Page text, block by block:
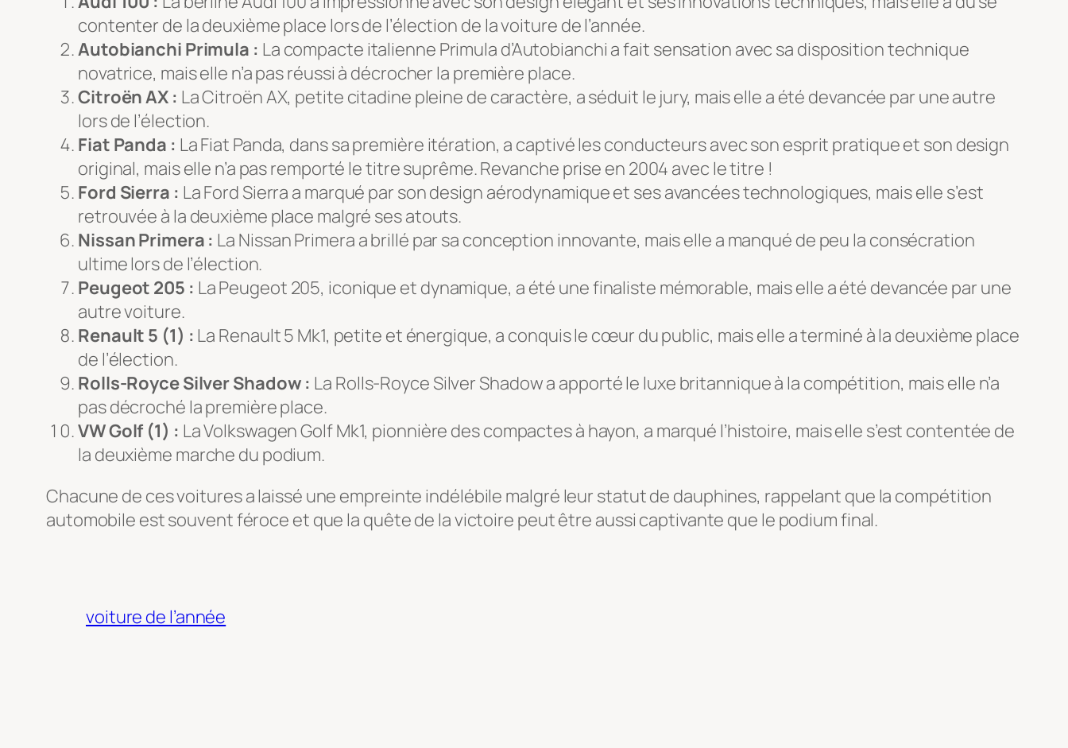
contenter de la deuxième place lors de l’élection de la voiture de l’année.
Autobianchi Primula : La compacte italienne Primula d’Autobianchi a fait sensation avec sa disposition technique
novatrice, mais elle n’a pas réussi à décrocher la première place.
Citroën AX : La Citroën AX, petite citadine pleine de caractère, a séduit le jury, mais elle a été devancée par une autre
lors de l’élection.
Fiat Panda : La Fiat Panda, dans sa première itération, a captivé les conducteurs avec son esprit pratique et son design
original, mais elle n’a pas remporté le titre suprême. Revanche prise en 2004 avec le titre !
Ford Sierra : La Ford Sierra a marqué par son design aérodynamique et ses avancées technologiques, mais elle s’est
retrouvée à la deuxième place malgré ses atouts.
Nissan Primera : La Nissan Primera a brillé par sa conception innovante, mais elle a manqué de peu la consécration
ultime lors de l’élection.
Peugeot 205 : La Peugeot 205, iconique et dynamique, a été une finaliste mémorable, mais elle a été devancée par une
autre voiture.
Renault 5 (1) : La Renault 5 Mk1, petite et énergique, a conquis le cœur du public, mais elle a terminé à la deuxième place
de l’élection.
Rolls-Royce Silver Shadow : La Rolls-Royce Silver Shadow a apporté le luxe britannique à la compétition, mais elle n’a
pas décroché la première place.
VW Golf (1) : La Volkswagen Golf Mk1, pionnière des compactes à hayon, a marqué l’histoire, mais elle s’est contentée de
la deuxième marche du podium.
Chacune de ces voitures a laissé une empreinte indélébile malgré leur statut de dauphines, rappelant que la compétition
automobile est souvent féroce et que la quête de la victoire peut être aussi captivante que le podium final.
voiture de l’année